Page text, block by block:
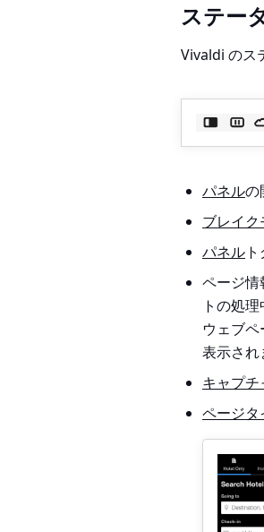
ステー
Vivaldi のス
パネルの
ブレイク
パネル
ページ情
トの処
ウェブ
表示され
キャプチ
ページタ